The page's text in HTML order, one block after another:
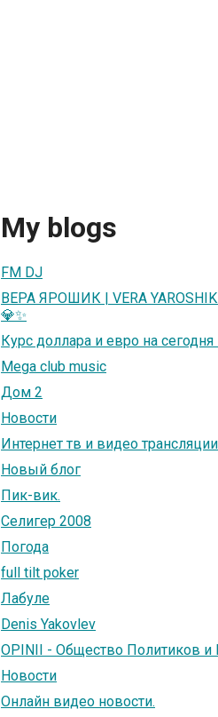
My blogs
FM DJ
ВЕРА ЯРОШИК | VERA
💎✨
Курс доллара и евро на сегодня
Мega club music
Дом 2
Новости
Интернет тв и видео
Новый блог
Пик-вик.
Селигер 2008
Погода
full tilt poker
Лабуле
Denis Yakovlev
OPINII - Общество Политиков и
Новости
Онлайн видео новости.